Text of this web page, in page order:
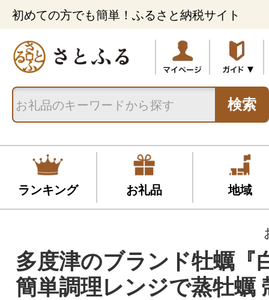
初めての方でも簡単！ふるさと納税サイト
検索
ランキング お礼品 地域
多度津のブランド牡蠣『
簡単調理レンジで蒸牡蠣